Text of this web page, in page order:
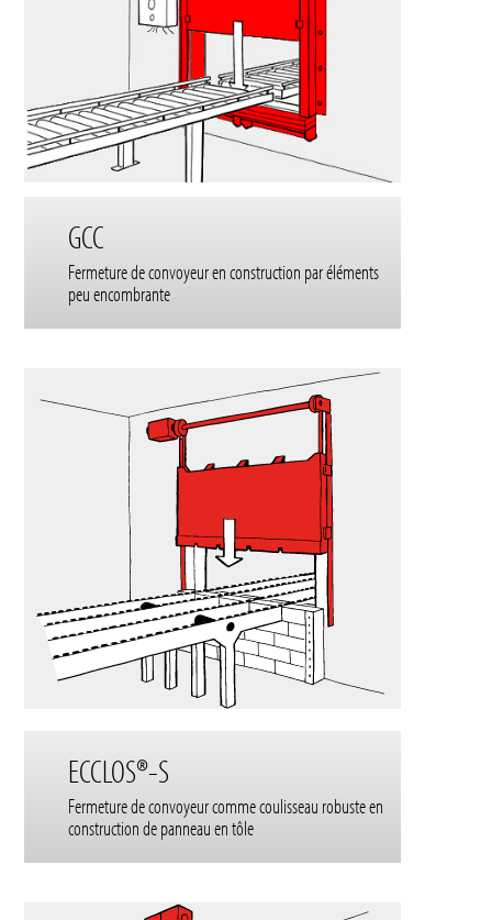
GCC
Fermeture de convoyeur en construction par éléments
peu encombrante
ECCLOS®-S
Fermeture de convoyeur comme coulisseau robuste en
construction de panneau en tôle